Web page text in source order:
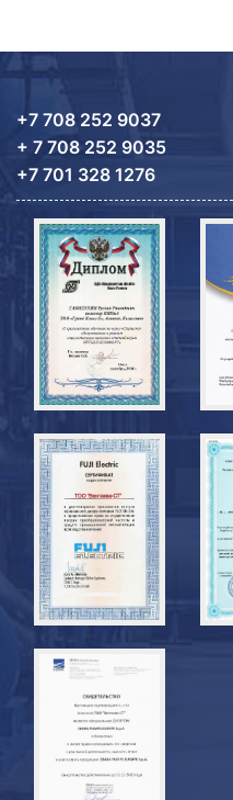
+7 708 252 9037
+ 7 708 252 9035
+7 701 328 1276